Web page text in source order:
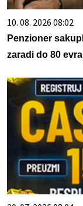
10. 08. 2026 08:02
Penzioner
zaradi do 80 evra